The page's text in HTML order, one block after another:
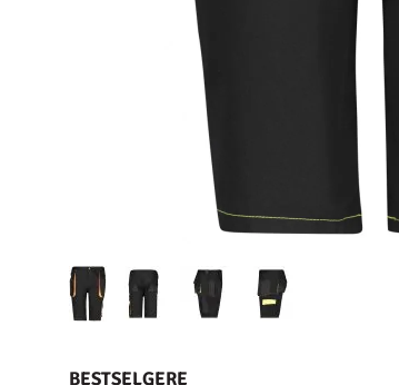
BESTSELGERE